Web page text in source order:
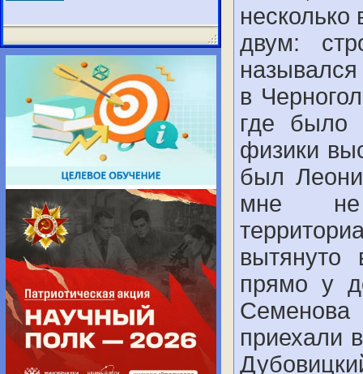
несколько
двум:
в
где было
физики
был
мне не
прямо у
приехали